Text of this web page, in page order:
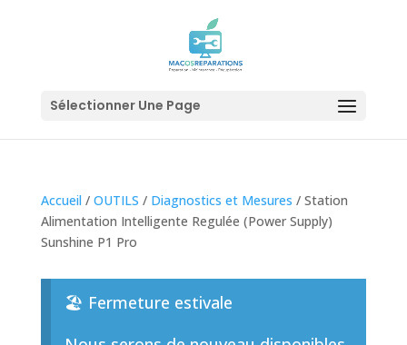
Sélectionner Une Page
Accueil / OUTILS / Diagnostics et Mesures / Station
Alimentation Intelligente Regulée (Power Supply)
Sunshine P1 Pro
🏖️ Fermeture estivale